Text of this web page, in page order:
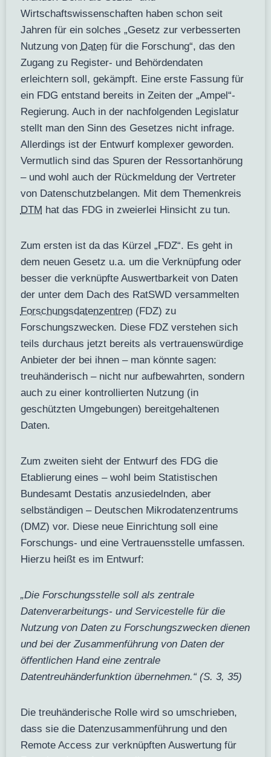
Wirtschaftswissenschaften haben schon seit
Jahren für ein solches „Gesetz zur verbesserten
Nutzung von Datenfür die Forschung“, das den
Zugang zu Register- und Behördendaten
erleichtern soll, gekämpft. Eine erste Fassung für
ein FDG entstand bereits in Zeiten der „Ampel“-
Regierung. Auch in der nachfolgenden Legislatur
stellt man den Sinn des Gesetzes nicht infrage.
Allerdings ist der Entwurf komplexer geworden.
Vermutlich sind das Spuren der Ressortanhörung
– und wohl auch der Rückmeldung der Vertreter
von Datenschutzbelangen. Mit dem Themenkreis
DTM hat das FDG in zweierlei Hinsicht zu tun.
Zum ersten ist da das Kürzel „FDZ“. Es geht in
dem neuen Gesetz u.a. um die Verknüpfung oder
besser die verknüpfte Auswertbarkeit von Daten
der unter dem Dach des RatSWD versammelten
Forschungsdatenzentren(FDZ) zu
Forschungszwecken. Diese FDZ verstehen sich
teils durchaus jetzt bereits als vertrauenswürdige
Anbieter der bei ihnen – man könnte sagen:
treuhänderisch – nicht nur aufbewahrten, sondern
auch zu einer kontrollierten Nutzung (in
geschützten Umgebungen) bereitgehaltenen
Daten.
Zum zweiten sieht der Entwurf des FDG die
Etablierung eines – wohl beim Statistischen
Bundesamt Destatis anzusiedelnden, aber
selbständigen – Deutschen Mikrodatenzentrums
(DMZ) vor. Diese neue Einrichtung soll eine
Forschungs- und eine Vertrauensstelle umfassen.
Hierzu heißt es im Entwurf:
„Die Forschungsstelle soll als zentrale
Datenverarbeitungs- und Servicestelle für die
Nutzung von Daten zu Forschungszwecken dienen
und bei der Zusammenführung von Daten der
öffentlichen Hand eine zentrale
Datentreuhänderfunktion übernehmen.“ (S. 3, 35)
Die treuhänderische Rolle wird so umschrieben,
dass sie die Datenzusammenführung und den
Remote Access zur verknüpften Auswertung für